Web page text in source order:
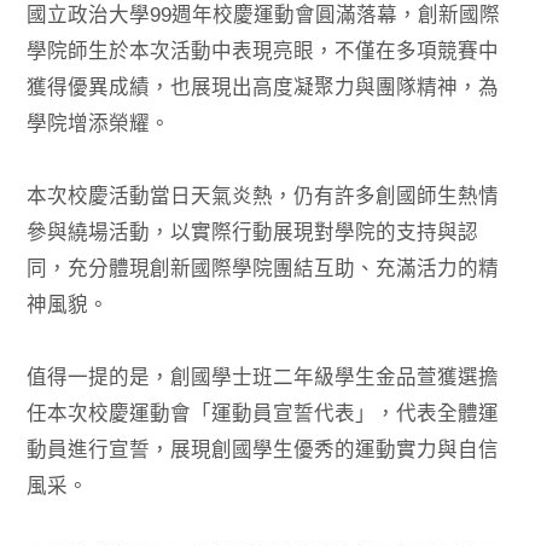
國立政治大學99週年校慶運動會圓滿落幕，創新國際
學院師生於本次活動中表現亮眼，不僅在多項競賽中
獲得優異成績，也展現出高度凝聚力與團隊精神，為
學院增添榮耀。
本次校慶活動當日天氣炎熱，仍有許多創國師生熱情
參與繞場活動，以實際行動展現對學院的支持與認
同，充分體現創新國際學院團結互助、充滿活力的精
神風貌。
值得一提的是，創國學士班二年級學生金品萱獲選擔
任本次校慶運動會「運動員宣誓代表」，代表全體運
動員進行宣誓，展現創國學生優秀的運動實力與自信
風采。